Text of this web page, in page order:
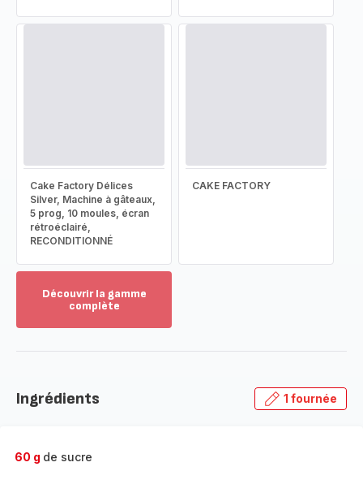
Cake Factory Délices
Silver, Machine à gâteaux,
5 prog, 10 moules, écran
rétroéclairé,
RECONDITIONNÉ
CAKE FACTORY
Découvrir la gamme
complète
gamme
Ingrédients 1 fournée
60 g de sucre